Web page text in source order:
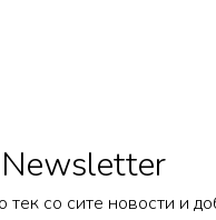
Newsletter
тек со сите новости и